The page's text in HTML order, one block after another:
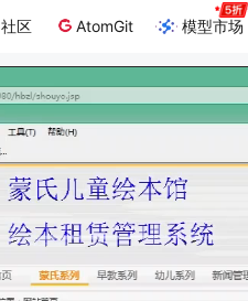
社区 AtomGit 模型市场